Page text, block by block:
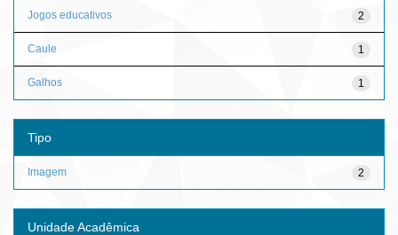
2
Jogos educativos
1
Caule
1
Galhos
Tipo
2
Imagem
Unidade Acadêmica